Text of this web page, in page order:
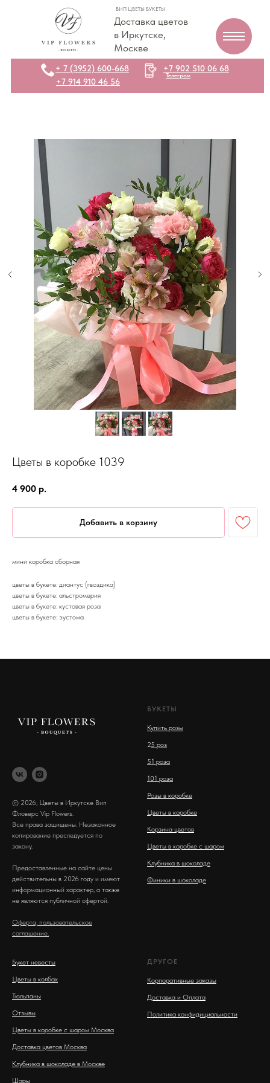
Доставка цветов
в Иркутске,
Москве
ВИП ЦВЕТЫ БУКЕТЫ
+7 914 910 46 56
+7 902 510 06 68
Телеграм
+ 7 (3952) 600-668
Цветы в коробке 1039
4 900 р.
Добавить в корзину
мини коробка сборная
цветы в букете: диантус (гвоздика)
цветы в букете: альстромерия
цветы в букете: кустовая роза
цветы в букете: эустома
© 2026, Цветы в Иркутске Вип
Фловерс Vip Flowers.
Все права защищены. Незаконное
копирование преследуется по
закону.
Предоставленные на сайте цены
действительны в 2026 году и имеют
информационный характер, а также
не являются публичной офертой.
Оферта, пользовательское
соглашение.
БУКЕТЫ
Купить розы
25 роз
51 роза
101 роза
Розы в коробке
Цветы в коробке
Корзина цветов
Цветы в коробке с шаром
Клубника в шоколаде
Финики в шоколаде
Букет невесты
Цветы в колбах
Тюльпаны
Отзывы
Цветы в коробке с шаром Москва
Доставка цветов Москва
Клубника в шоколаде в Москве
Шары
ДРУГОЕ
Корпоративные заказы
Доставка и Оплата
Политика конфидициальности